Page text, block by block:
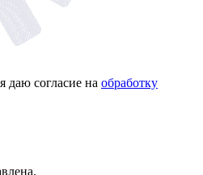
согласие на обработку